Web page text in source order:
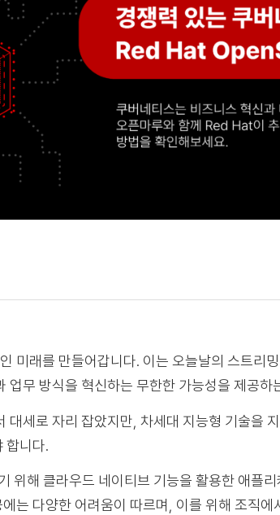
미래를 만들어갑니다. 이는 오늘날의 스트리
업무 방식을 혁신하는 무한한 가능성을 제공하
대세로 자리 잡았지만, 차세대 지능형 기술을
합니다.
위해 클라우드 네이티브 기능을 활용한 애플
는 다양한 어려움이 따르며, 이를 위해 조직